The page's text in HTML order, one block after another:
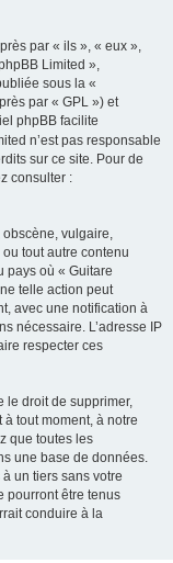
par « ils », « eux »,
Limited »,
sous la «
par « GPL ») et
phpBB facilite
n’est pas responsable
sur ce site. Pour de
consulter :
vulgaire,
tout autre contenu
pays où « Guitare
telle action peut
avec une notification à
nécessaire. L’adresse IP
respecter ces
le droit de supprimer,
tout moment, à notre
que toutes les
une base de données.
un tiers sans votre
pourront être tenus
conduire à la